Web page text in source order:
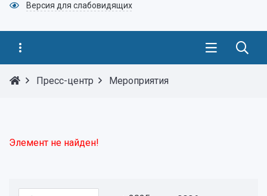
Версия для слабовидящих
Пресс-центр Мероприятия
Элемент не найден!